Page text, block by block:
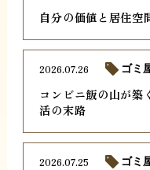
自分の価値と居住空
コンビニ飯の山が築
活の末路
2026.07.26 ゴミ
2026.07.25 ゴミ